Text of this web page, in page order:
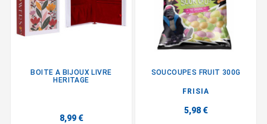
BOITE A BIJOUX LIVRE
HERITAGE
8,99 €
SOUCOUPES FRUIT 300G
FRISIA
5,98 €